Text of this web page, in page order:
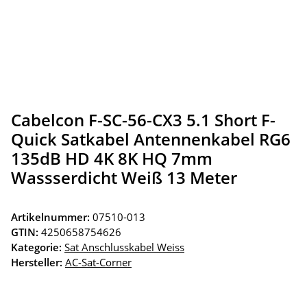
Cabelcon F-SC-56-CX3 5.1 Short F-
Quick Satkabel Antennenkabel RG6
135dB HD 4K 8K HQ 7mm
Wassserdicht Weiß 13 Meter
Artikelnummer: 07510-013
GTIN: 4250658754626
Kategorie: Sat Anschlusskabel Weiss
Hersteller: AC-Sat-Corner